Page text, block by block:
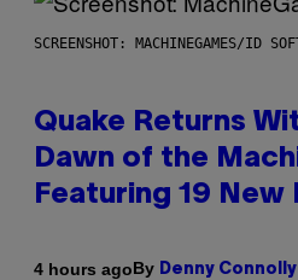
SCREENSHOT: MACHINEGAMES/ID
Quake Returns
Dawn of the
Featuring 19 New
4 hours agoBy Denny Connolly